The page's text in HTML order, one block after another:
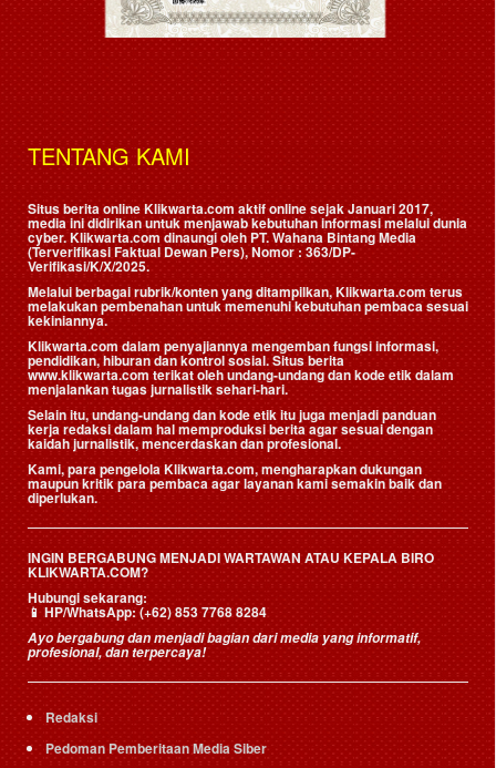
TENTANG KAMI
Situs berita online Klikwarta.com aktif online sejak Januari 2017,
media ini didirikan untuk menjawab kebutuhan informasi melalui dunia
cyber. Klikwarta.com dinaungi oleh PT. Wahana Bintang Media
(Terverifikasi Faktual Dewan Pers), Nomor : 363/DP-
Verifikasi/K/X/2025.
Melalui berbagai rubrik/konten yang ditampilkan, Klikwarta.com terus
melakukan pembenahan untuk memenuhi kebutuhan pembaca sesuai
kekiniannya.
Klikwarta.com dalam penyajiannya mengemban fungsi informasi,
pendidikan, hiburan dan kontrol sosial. Situs berita
www.klikwarta.com terikat oleh undang-undang dan kode etik dalam
menjalankan tugas jurnalistik sehari-hari.
Selain itu, undang-undang dan kode etik itu juga menjadi panduan
kerja redaksi dalam hal memproduksi berita agar sesuai dengan
kaidah jurnalistik, mencerdaskan dan profesional.
Kami, para pengelola Klikwarta.com, mengharapkan dukungan
maupun kritik para pembaca agar layanan kami semakin baik dan
diperlukan.
INGIN BERGABUNG MENJADI WARTAWAN ATAU KEPALA BIRO
KLIKWARTA.COM?
Hubungi sekarang:
📱HP/WhatsApp:(+62) 853 7768 8284
Ayo bergabung dan menjadi bagian dari media yang informatif,
profesional, dan terpercaya!
Redaksi
Pedoman Pemberitaan Media Siber